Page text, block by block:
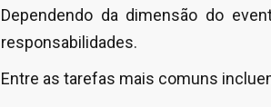
Dependendo da dimensão do
responsabilidades.
Entre as tarefas mais comuns